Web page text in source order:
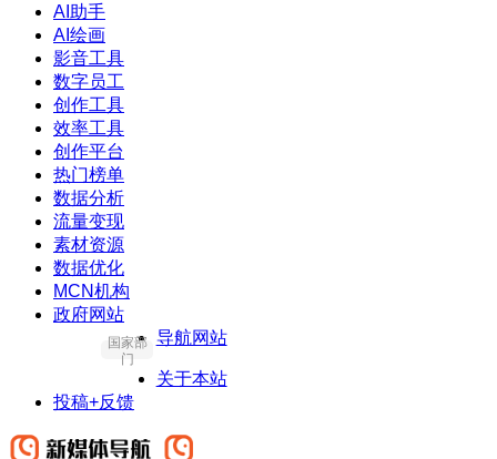
AI助手
AI绘画
影音工具
数字员工
创作工具
效率工具
创作平台
热门榜单
数据分析
流量变现
素材资源
数据优化
MCN机构
政府网站
国家部
门
导航网站
关于本站
投稿+反馈